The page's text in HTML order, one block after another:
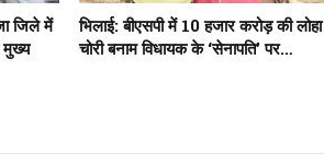
जिले में
भिलाई: बीएसपी में 10 हजार करोड़ की लोहा
चोरी बनाम विधायक के ‘सेनापति’ पर…